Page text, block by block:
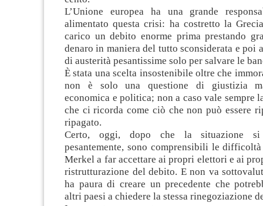
L’Unione europea ha una grande
alimentato questa crisi: ha costretto la
carico un debito enorme prima prestando
denaro in maniera del tutto sconsiderata e poi
di austerità pesantissime solo per salvare le
È stata una scelta insostenibile oltre che
non è solo una questione di giustizia
economica e politica; non a caso vale sempre
che ci ricorda come ciò che non può essere
ripagato.
Certo, oggi, dopo che la situazione si
pesantemente, sono comprensibili le
Merkel a far accettare ai propri elettori e ai
ristrutturazione del debito. E non va
ha paura di creare un precedente che
altri paesi a chiedere la stessa rinegoziazione